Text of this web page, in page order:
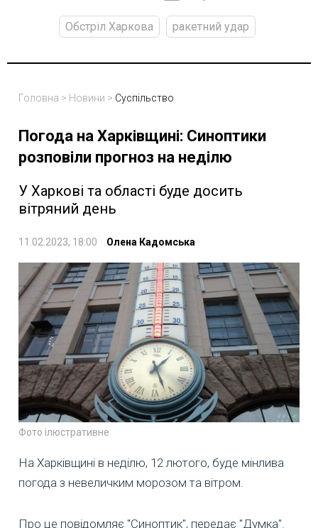
Обстріл Харкова ракетний удар
Головна > Новини > Суспільство
Погода на Харківщині: Синоптики
розповіли прогноз на неділю
У Харкові та області буде досить
вітряний день
11.02.2023, 18:00 Олена Кадомська
Фото ілюстративне
На Харківщині в неділю, 12 лютого, буде мінлива
погода з невеличким морозом та вітром.
Про це повідомляє "Синоптик", передає "Думка".